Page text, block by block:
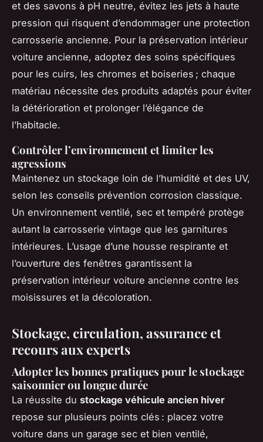
et des savons à pH neutre, évitez les jets à haute
pression qui risquent d’endommager une protection
carrosserie ancienne. Pour la préservation intérieur
voiture ancienne, adoptez des soins spécifiques
pour les cuirs, les chromes et boiseries ; chaque
matériau nécessite des produits adaptés pour éviter
la détérioration et prolonger l’élégance de
l’habitacle.
Contrôler l’environnement et limiter les
agressions
Maintenez un stockage loin de l’humidité et des UV,
selon les conseils prévention corrosion classique.
Un environnement ventilé, sec et tempéré protège
autant la carrosserie vintage que les garnitures
intérieures. L’usage d’une housse respirante et
l’ouverture des fenêtres garantissent la
préservation intérieur voiture ancienne contre les
moisissures et la décoloration.
Stockage, circulation, assurance et
recours aux experts
Adopter les bonnes pratiques pour le stockage
saisonnier ou longue durée
La réussite du stockage véhicule ancien hiver
repose sur plusieurs points clés : placez votre
voiture dans un garage sec et bien ventilé,